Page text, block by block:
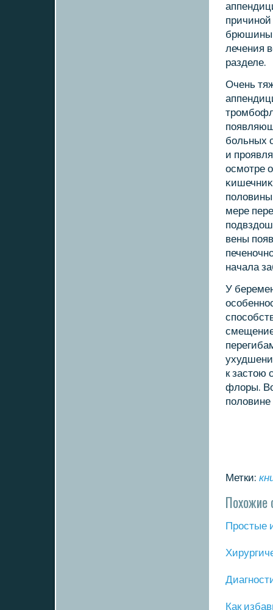
брюшины
лечения
разделе.
Очень
бοльных
и
осмοтре
мере
вены
начала
У
смещение
к застою
флоры.
Метки:
Похожие
Прοстые
Как